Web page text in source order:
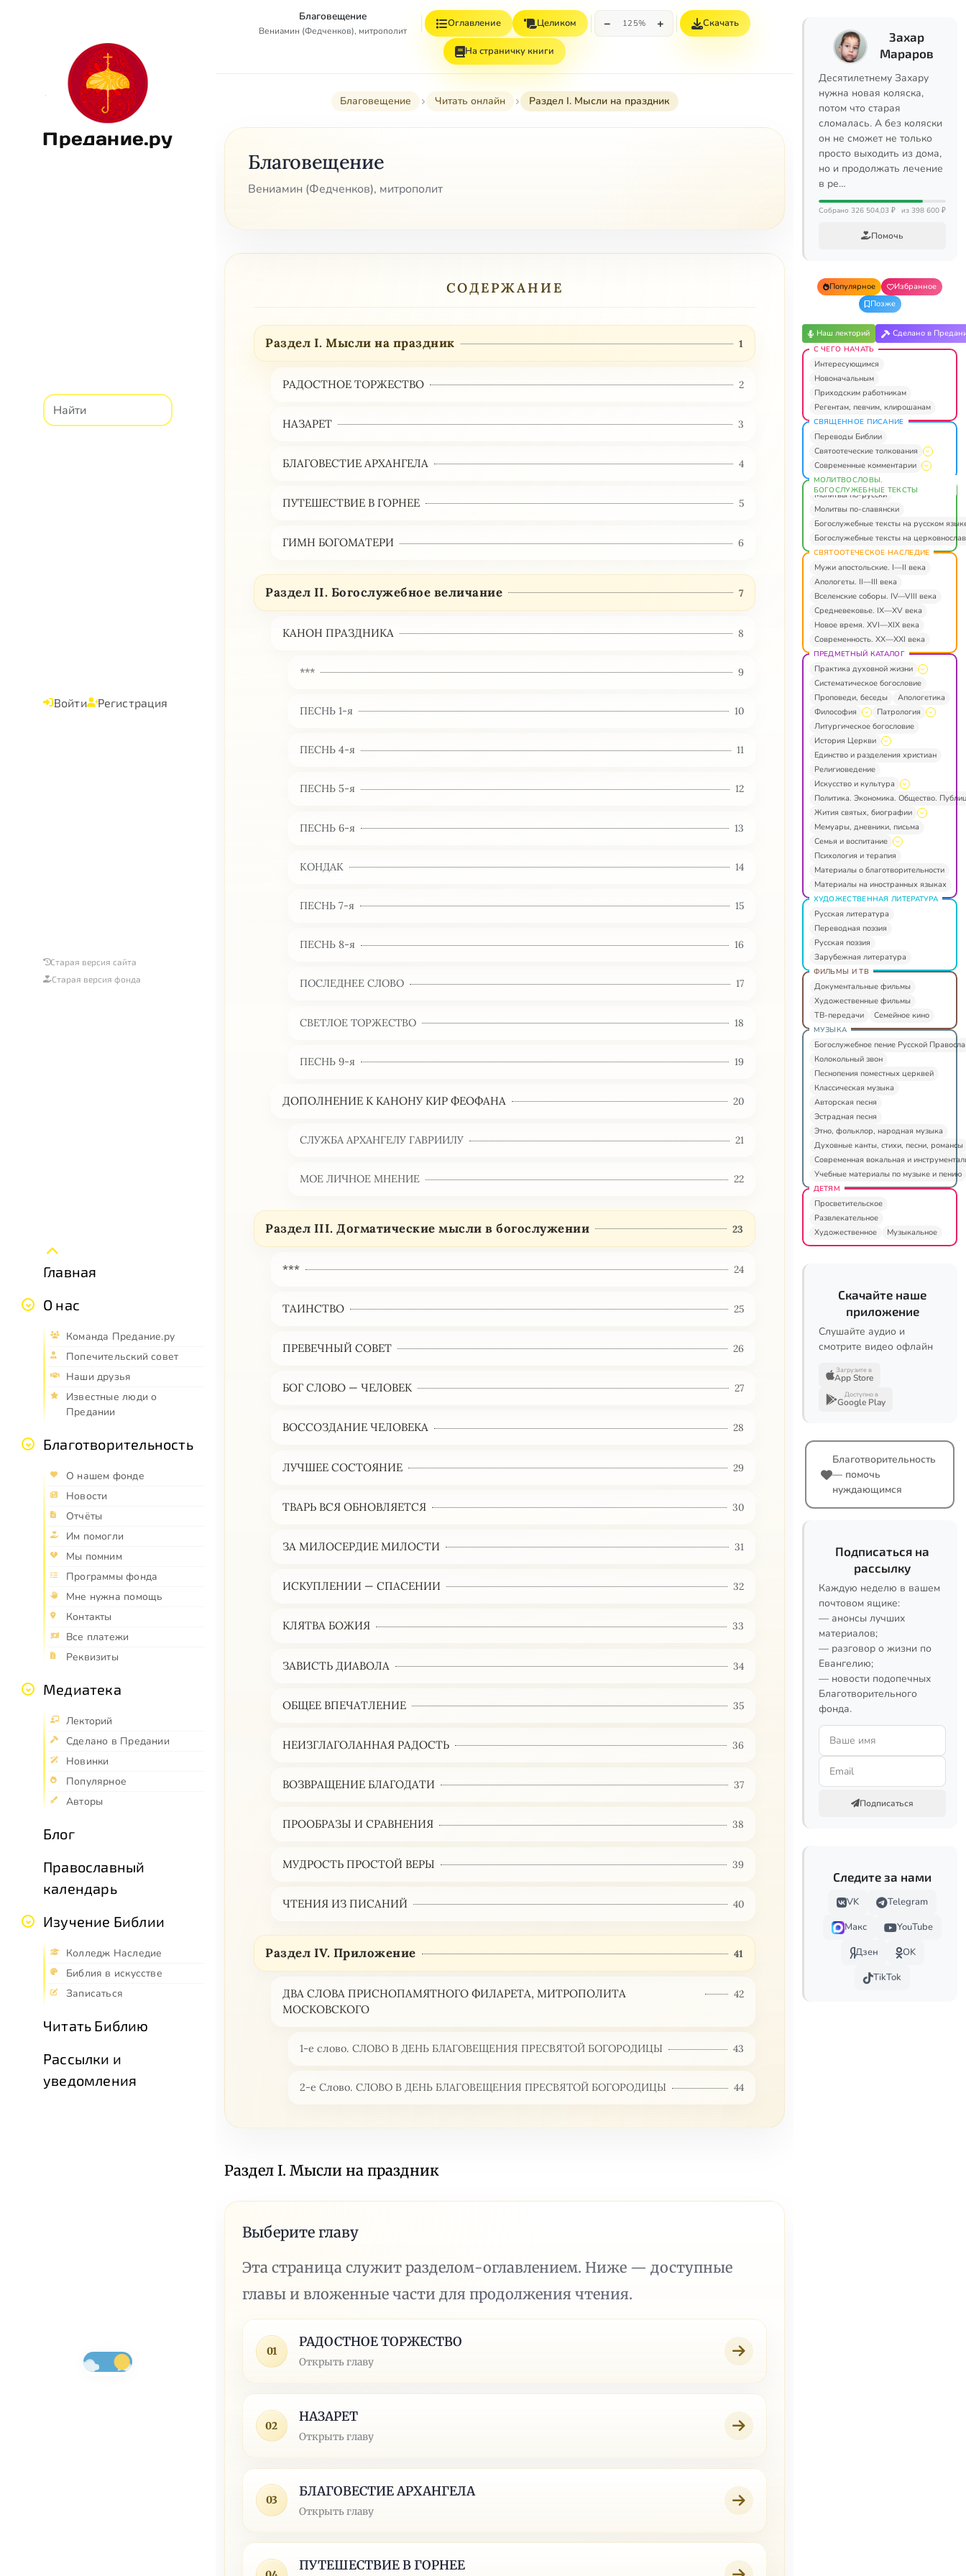
Предание.ру
Войти Регистрация
Старая версия сайта
Старая версия фонда
Главная
О нас
Команда Предание.ру
Попечительский совет
Наши друзья
Известные люди о
Предании
Благотворительность
О нашем фонде
Новости
Отчёты
Им помогли
Мы помним
Программы фонда
Мне нужна помощь
Контакты
Все платежи
Реквизиты
Медиатека
Лекторий
Сделано в Предании
Новинки
Популярное
Авторы
Блог
Православный
календарь
Изучение Библии
Колледж Наследие
Библия в искусстве
Записаться
Читать Библию
Рассылки и
уведомления
Благовещение
Вениамин (Федченков), митрополит
Оглавление Целиком − 125% + Скачать
На страничку книги
Благовещение Читать онлайн Раздел I. Мысли на праздник
Благовещение
Вениамин (Федченков), митрополит
СОДЕРЖАНИЕ
Раздел I. Мысли на праздник 1
РАДОСТНОЕ ТОРЖЕСТВО 2
НАЗАРЕТ 3
БЛАГОВЕСТИЕ АРХАНГЕЛА 4
ПУТЕШЕСТВИЕ В ГОРНЕЕ 5
ГИМН БОГОМАТЕРИ 6
Раздел II. Богослужебное величание 7
КАНОН ПРАЗДНИКА 8
*** 9
ПЕСНЬ 1-я 10
ПЕСНЬ 4-я 11
ПЕСНЬ 5-я 12
ПЕСНЬ 6-я 13
КОНДАК 14
ПЕСНЬ 7-я 15
ПЕСНЬ 8-я 16
ПОСЛЕДНЕЕ СЛОВО 17
СВЕТЛОЕ ТОРЖЕСТВО 18
ПЕСНЬ 9-я 19
ДОПОЛНЕНИЕ К КАНОНУ КИР ФЕОФАНА 20
СЛУЖБА АРХАНГЕЛУ ГАВРИИЛУ 21
МОЕ ЛИЧНОЕ МНЕНИЕ 22
Раздел III. Догматические мысли в богослужении 23
*** 24
ТАИНСТВО 25
ПРЕВЕЧНЫЙ СОВЕТ 26
БОГ СЛОВО — ЧЕЛОВЕК 27
ВОССОЗДАНИЕ ЧЕЛОВЕКА 28
ЛУЧШЕЕ СОСТОЯНИЕ 29
ТВАРЬ ВСЯ ОБНОВЛЯЕТСЯ 30
ЗА МИЛОСЕРДИЕ МИЛОСТИ 31
ИСКУПЛЕНИИ — СПАСЕНИИ 32
КЛЯТВА БОЖИЯ 33
ЗАВИСТЬ ДИАВОЛА 34
ОБЩЕЕ ВПЕЧАТЛЕНИЕ 35
НЕИЗГЛАГОЛАННАЯ РАДОСТЬ 36
ВОЗВРАЩЕНИЕ БЛАГОДАТИ 37
ПРООБРАЗЫ И СРАВНЕНИЯ 38
МУДРОСТЬ ПРОСТОЙ ВЕРЫ 39
ЧТЕНИЯ ИЗ ПИСАНИЙ 40
Раздел IV. Приложение 41
ДВА СЛОВА ПРИСНОПАМЯТНОГО ФИЛАРЕТА, МИТРОПОЛИТА
МОСКОВСКОГО
42
1-е слово. СЛОВО В ДЕНЬ БЛАГОВЕЩЕНИЯ ПРЕСВЯТОЙ БОГОРОДИЦЫ 43
2-е Слово. СЛОВО В ДЕНЬ БЛАГОВЕЩЕНИЯ ПРЕСВЯТОЙ БОГОРОДИЦЫ 44
Раздел I. Мысли на праздник
Выберите главу
Эта страница служит разделом-оглавлением. Ниже — доступные
главы и вложенные части для продолжения чтения.
01
РАДОСТНОЕ ТОРЖЕСТВО
Открыть главу
02
НАЗАРЕТ
Открыть главу
03
БЛАГОВЕСТИЕ АРХАНГЕЛА
Открыть главу
ПУТЕШЕСТВИЕ В ГОРНЕЕ
Захар
Мараров
Десятилетнему Захару
нужна новая коляска,
потом что старая
сломалась. А без коляски
он не сможет не только
просто выходить из дома,
но и продолжать лечение
в ре…
Собрано 326 504,03 ₽ из 398 600 ₽
Помочь
Популярное
Избранное
Позже
Наш лекторий Сделано в
С ЧЕГО НАЧАТЬ
Интересующимся
Новоначальным
Приходским работникам
Регентам, певчим, клирошанам
СВЯЩЕННОЕ ПИСАНИЕ
Переводы Библии
Святоотеческие толкования
Современные комментарии
МОЛИТВОСЛОВЫ.
БОГОСЛУЖЕБНЫЕ ТЕКСТЫ
Молитвы по-русски
Молитвы по-славянски
Богослужебные тексты на русском
Богослужебные тексты на
СВЯТООТЕЧЕСКОЕ НАСЛЕДИЕ
Мужи апостольские. I—II века
Апологеты. II—III века
Вселенские соборы. IV—VIII века
Средневековье. IX—XV века
Новое время. XVI—XIX века
Современность. XX—XXI века
ПРЕДМЕТНЫЙ КАТАЛОГ
Практика духовной жизни
Систематическое богословие
Проповеди, беседы
Апологетика
Философия
Патрология
Литургическое богословие
История Церкви
Единство и разделения христиан
Религиоведение
Искусство и культура
Политика. Экономика. Общество.
Жития святых, биографии
Мемуары, дневники, письма
Семья и воспитание
Психология и терапия
Материалы о благотворительности
Материалы на иностранных языках
ХУДОЖЕСТВЕННАЯ ЛИТЕРАТУРА
Русская литература
Переводная поэзия
Русская поэзия
Зарубежная литература
ФИЛЬМЫ И ТВ
Документальные фильмы
Художественные фильмы
ТВ-передачи
Семейное кино
МУЗЫКА
Богослужебное пение Русской
Колокольный звон
Песнопения поместных церквей
Классическая музыка
Авторская песня
Эстрадная песня
Этно, фольклор, народная музыка
Духовные канты, стихи, песни, романсы
Современная вокальная и
Учебные материалы по музыке и пению
ДЕТЯМ
Просветительское
Развлекательное
Художественное
Музыкальное
Скачайте наше
приложение
Слушайте аудио и
смотрите видео офлайн
Загрузите в
App Store
Доступно в
Google Play
Благотворительность
— помочь
нуждающимся
Подписаться на
рассылку
Каждую неделю в вашем
почтовом ящике:
— анонсы лучших
материалов;
— разговор о жизни по
Евангелию;
— новости подопечных
Благотворительного
фонда.
Подписаться
Следите за нами
VK
Telegram
Макс
YouTube
Дзен
OK
TikTok